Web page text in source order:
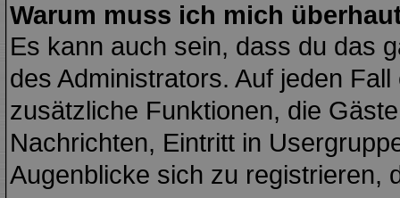
Warum muss ich mich
Es kann auch sein, dass du das
des Administrators. Auf jeden
zusätzliche Funktionen, die
Nachrichten, Eintritt in
Augenblicke sich zu registrieren,